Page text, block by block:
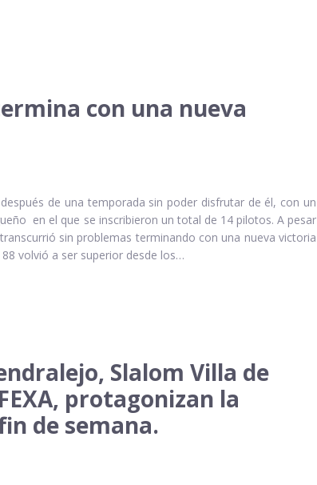
con una nueva
de una temporada sin poder disfrutar de él, con un
en el que se inscribieron un total de 14 pilotos. A pesar
sin problemas terminando con una nueva victoria
88 volvió a ser superior desde los…
Slalom Villa de
protagonizan la
de semana.